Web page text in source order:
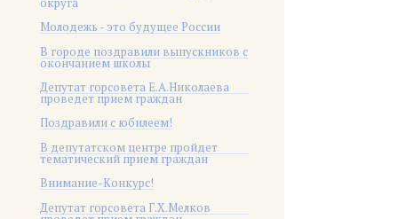
Молодежь - это будущее России
В городе поздравили выпускников с
окончанием школы
Депутат горсовета Е.А.Николаева
проведет прием граждан
Поздравили с юбилеем!
В депутатском центре пройдет
тематический прием граждан
Внимание-Конкурс!
Депутат горсовета Г.Х.Мелков